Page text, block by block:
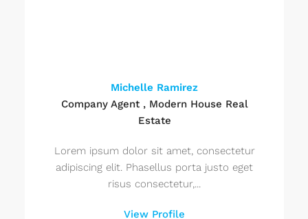
Michelle Ramirez
Company Agent , Modern House Real
Estate
Lorem ipsum dolor sit amet, consectetur
adipiscing elit. Phasellus porta justo eget
risus consectetur,...
View Profile